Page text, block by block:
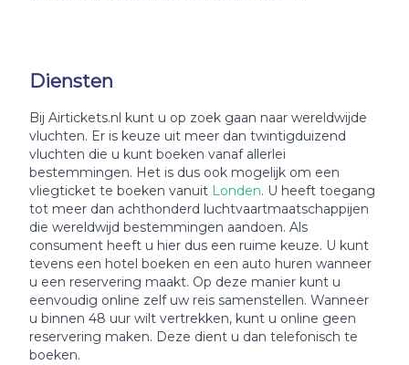
Diensten
Bij Airtickets.nl kunt u op zoek gaan naar wereldwijde
vluchten. Er is keuze uit meer dan twintigduizend
vluchten die u kunt boeken vanaf allerlei
bestemmingen. Het is dus ook mogelijk om een
vliegticket te boeken vanuit Londen. U heeft toegang
tot meer dan achthonderd luchtvaartmaatschappijen
die wereldwijd bestemmingen aandoen. Als
consument heeft u hier dus een ruime keuze. U kunt
tevens een hotel boeken en een auto huren wanneer
u een reservering maakt. Op deze manier kunt u
eenvoudig online zelf uw reis samenstellen. Wanneer
u binnen 48 uur wilt vertrekken, kunt u online geen
reservering maken. Deze dient u dan telefonisch te
boeken.